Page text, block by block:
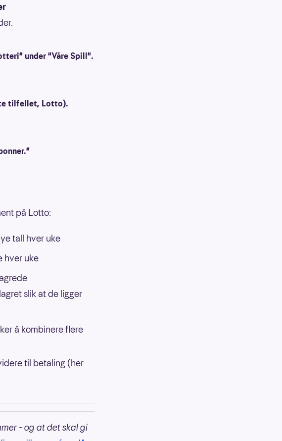
under "Våre Spill".
tilfellet, Lotto).
på Lotto:
tall hver uke
hver uke
slik at de ligger
å kombinere flere
til betaling (her
- og at det skal gi